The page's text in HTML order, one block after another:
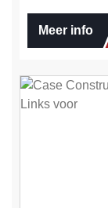
Meer info